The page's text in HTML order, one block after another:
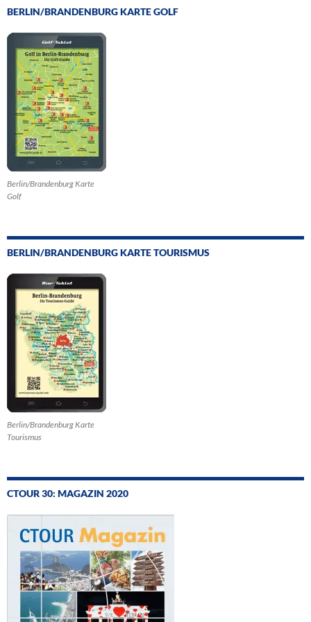
BERLIN/BRANDENBURG KARTE GOLF
Berlin/Brandenburg Karte
Golf
BERLIN/BRANDENBURG KARTE TOURISMUS
Berlin/Brandenburg Karte
Tourismus
CTOUR 30: MAGAZIN 2020